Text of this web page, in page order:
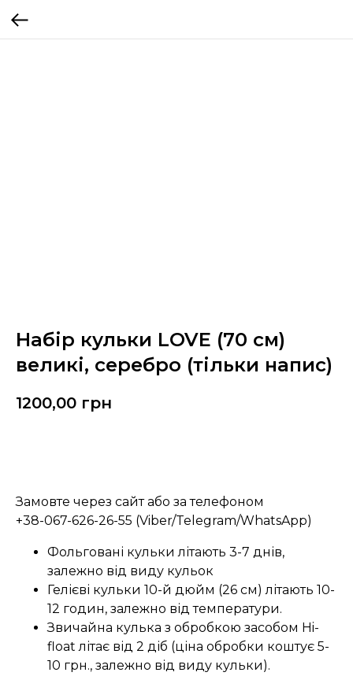
Набір кульки LOVE (70 см)
великі, серебро (тільки напис)
1200,00 грн
Замовте через сайт або за телефоном
+38-067-626-26-55 (Viber/Telegram/WhatsApp)
Фольговані кульки літають 3-7 днів,
залежно від виду кульок
Гелієві кульки 10-й дюйм (26 см) літають 10-
12 годин, залежно від температури.
Звичайна кулька з обробкою засобом Hi-
float літає від 2 діб (ціна обробки коштує 5-
10 грн., залежно від виду кульки).